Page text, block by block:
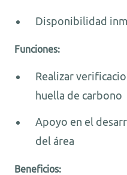
Disponibilidad
Funciones:
Realizar
huella de carbono
Apoyo en el
del área
Beneficios: